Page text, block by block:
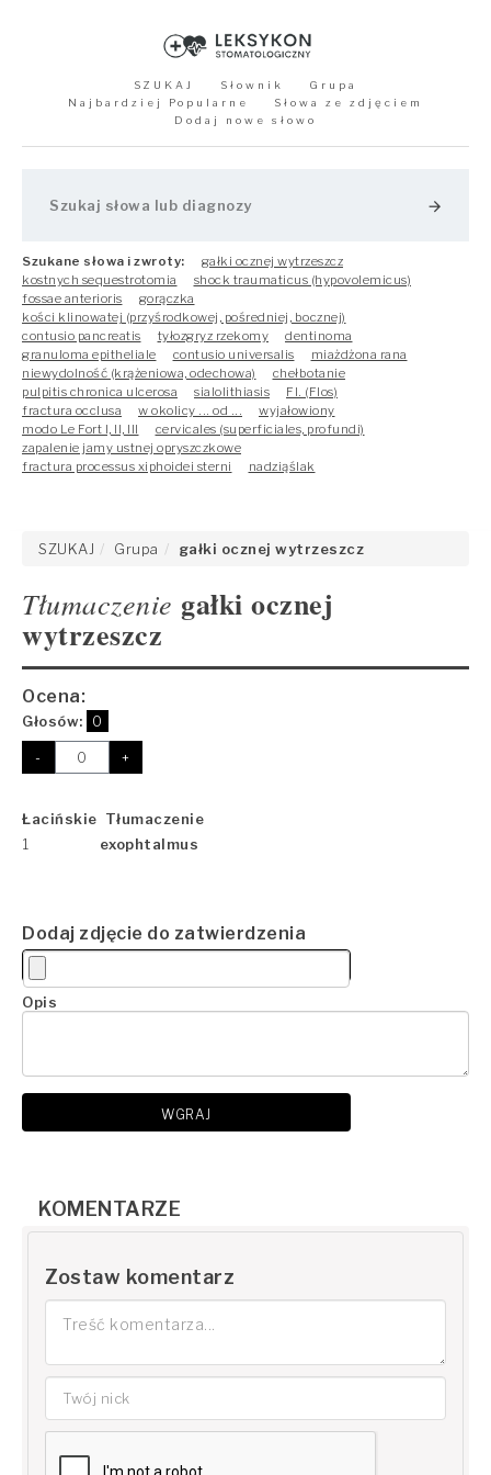
SZUKAJ Słownik
Grupa
Najbardziej Popularne
Słowa ze zdjęciem
Dodaj nowe słowo
arrow_forward
Szukane słowa i zwroty:
gałki ocznej wytrzeszcz
kostnych sequestrotomia
shock traumaticus (hypovolemicus)
fossae anterioris
gorączka
kości klinowatej (przyśrodkowej, pośredniej, bocznej)
contusio pancreatis
tyłozgryz rzekomy
dentinoma
granuloma epitheliale
contusio universalis
miażdżona rana
niewydolność (krążeniowa, odechowa)
chełbotanie
pulpitis chronica ulcerosa
sialolithiasis
Fl. (Flos)
fractura occlusa
w okolicy ... od ...
wyjałowiony
modo Le Fort I, II, III
cervicales (superficiales, profundi)
zapalenie jamy ustnej opryszczkowe
fractura processus xiphoidei sterni
nadziąślak
SZUKAJ Grupa gałki ocznej wytrzeszcz
Tłumaczenie gałki ocznej
wytrzeszcz
Ocena:
Głosów: 0
- +
Łacińskie Tłumaczenie
1
exophtalmus
Dodaj zdjęcie do zatwierdzenia
Opis
WGRAJ
KOMENTARZE
Zostaw komentarz